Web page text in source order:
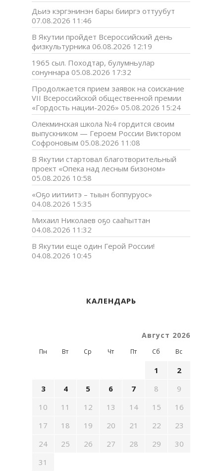
Дьиэ кэргэнинэн бары бииргэ оттуубут
07.08.2026 11:46
В Якутии пройдет Всероссийский день
физкультурника 06.08.2026 12:19
1965 сыл. Походтар, булумньулар
сонуннара 05.08.2026 17:32
Продолжается прием заявок на соискание
VII Всероссийской общественной премии
«Гордость нации-2026» 05.08.2026 15:24
Олекминская школа №4 гордится своим
выпускником — Героем России Виктором
Софроновым 05.08.2026 11:08
В Якутии стартовал благотворительный
проект «Опека над лесным бизоном»
05.08.2026 10:58
«Оҕо иитиитэ – тыын боппуруос»
04.08.2026 15:35
Михаил Николаев оҕо сааһыттан
04.08.2026 11:32
В Якутии еще один Герой России!
04.08.2026 10:45
КАЛЕНДАРЬ
Август 2026
Пн Вт Ср Чт Пт Сб Вс
1
2
3
4 5 6 7 8
9
10
11 12 13 14 15
16
17
18 19 20 21 22
23
24
25 26 27 28 29
30
31